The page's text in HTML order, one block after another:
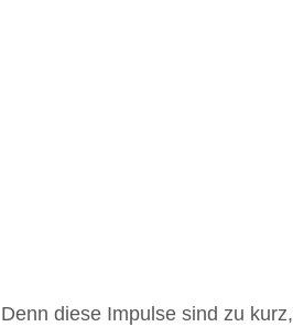
Denn diese Impulse sind zu kurz,